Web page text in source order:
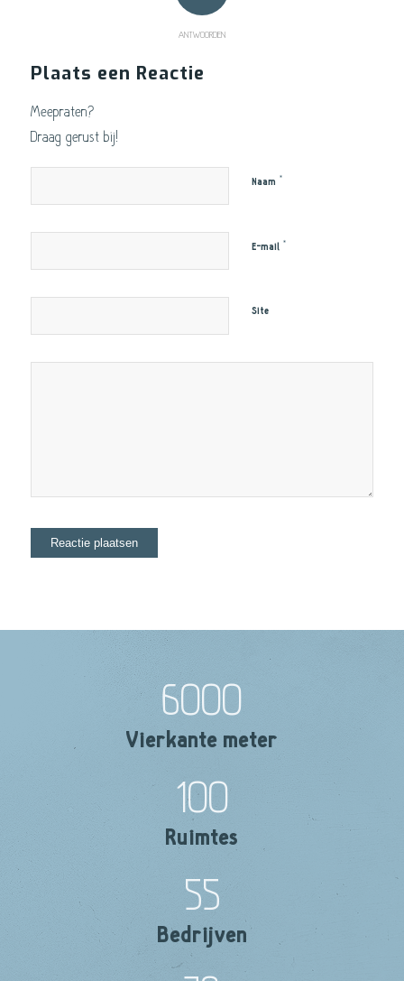
ANTWOORDEN
Plaats een Reactie
Meepraten?
Draag gerust bij!
Naam *
E-mail *
Site
6000
Vierkante meter
100
Ruimtes
55
Bedrijven